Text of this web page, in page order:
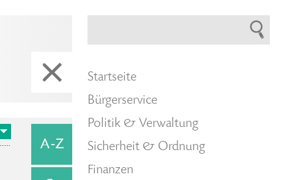
Startseite
Bürgerservice
Politik & Verwaltung
Sicherheit & Ordnung
Finanzen